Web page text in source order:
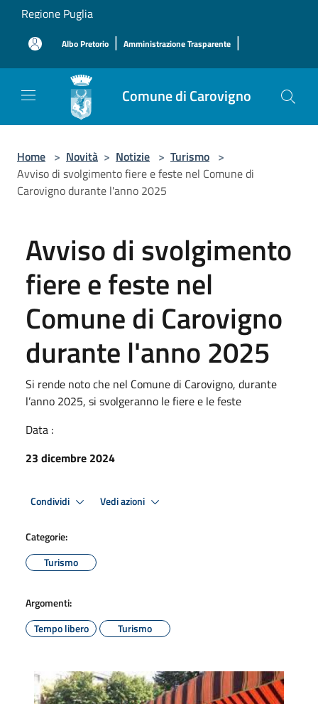
Salta al contenuto principale
Regione Puglia
Albo Pretorio | Amministrazione Trasparente |
Comune di Carovigno
Home > Novità > Notizie > Turismo >
Avviso di svolgimento fiere e feste nel Comune di
Carovigno durante l'anno 2025
Avviso di svolgimento
fiere e feste nel
Comune di Carovigno
durante l'anno 2025
Si rende noto che nel Comune di Carovigno, durante
l’anno 2025, si svolgeranno le fiere e le feste
Data :
23 dicembre 2024
Condividi Vedi azioni
Categorie:
Turismo
Argomenti:
Tempo libero
Turismo